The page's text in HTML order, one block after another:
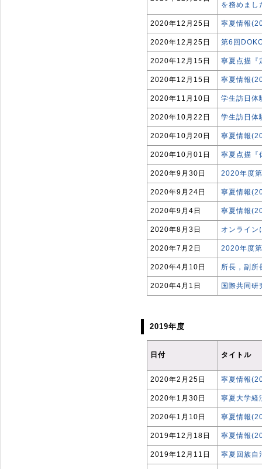
を務めまし
2020年12月25日 寧夏情報
2020年12月25日 第6回
2020年12月15日 寧夏点描『
2020年12月15日 寧夏情報
2020年11月10日 学生訪日体
2020年10月22日 学生訪日体
2020年10月20日 寧夏情報
2020年10月01日 寧夏点描『
2020年9月30日 2020年度
2020年9月24日 寧夏情報
2020年9月4日 寧夏情報
2020年8月3日 オンライン
2020年7月2日 2020年度
2020年4月10日 所長，副所
2020年4月1日 国際共同
2019年度
日付 タイトル
2020年2月25日 寧夏情報
2020年1月30日 寧夏大学経
2020年1月10日 寧夏情報
2019年12月18日 寧夏情報
2019年12月11日 寧夏回族自